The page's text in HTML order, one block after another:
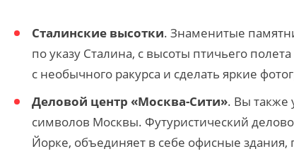
Сталинские высотки. Знаменитые
по указу Сталина, с высоты птичьего
с необычного ракурса и сделать яркие
Деловой центр «Москва-Сити». Вы также
символов Москвы. Футуристический
Йорке, объединяет в себе офисные здания,